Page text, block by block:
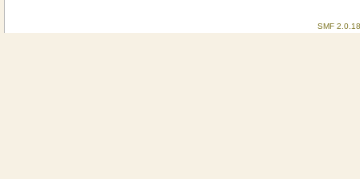
SMF 2.0.18